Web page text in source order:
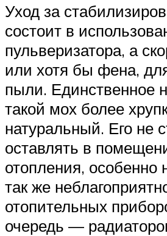
Уход за
состоит в
пульверизатора, а
или хотя бы фена,
пыли. Единственное
такой мох более
натуральный. Его не
оставлять в
отопления, особенно
так же
отопительных
очередь —